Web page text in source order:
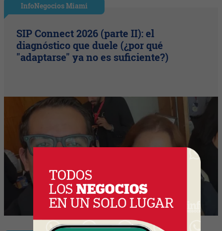
InfoNegocios Miami
SIP Connect 2026 (parte II): el
diagnóstico que duele (¿por qué
"adaptarse" ya no es suficiente?)